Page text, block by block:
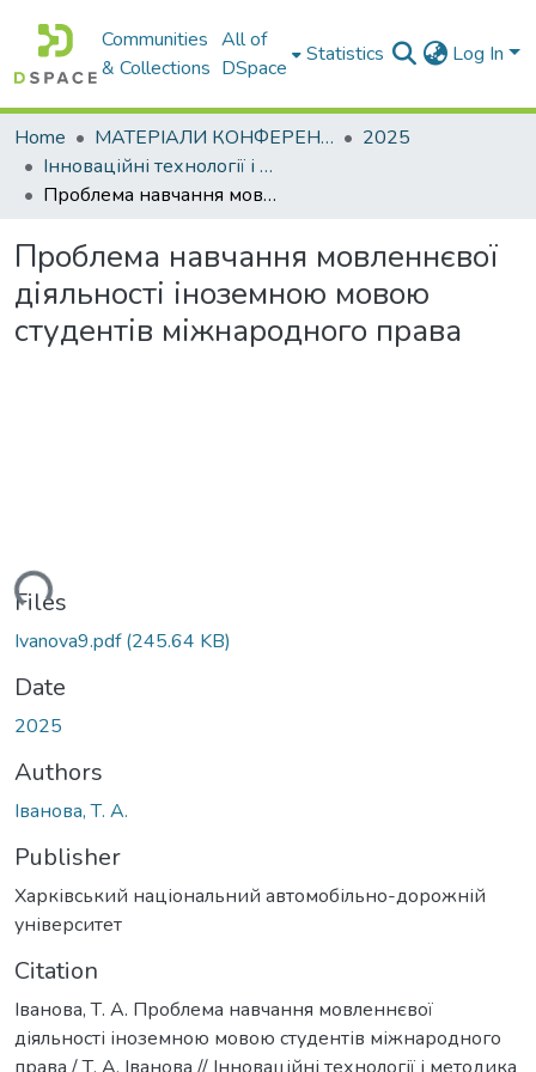
Communities
& Collections
All of
DSpace
Statistics Log In
Home МАТЕРІАЛИ КОНФЕРЕНЦІЙ
2025
Інноваційні технології і методика викладання гуманітарних дисциплін: теорія і практика технічних закладів вищої освіти
Проблема навчання мовленнєвої діяльності іноземною мовою студентів міжнародного права
Проблема навчання мовленнєвої
діяльності іноземною мовою
студентів міжнародного права
Files
Ivanova9.pdf(245.64 KB)
Date
2025
Authors
Іванова, Т. А.
Publisher
Харківський національний автомобільно-дорожній
університет
Citation
Іванова, Т. А. Проблема навчання мовленнєвої
діяльності іноземною мовою студентів міжнародного